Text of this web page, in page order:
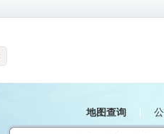
地图查询